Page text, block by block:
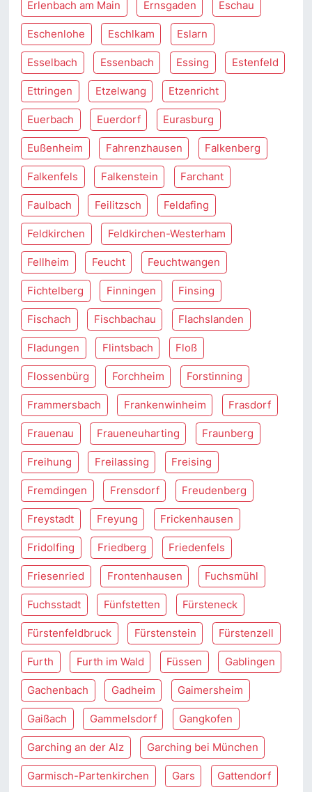
Erlenbach am Main Ernsgaden Eschau
Eschenlohe Eschlkam Eslarn
Esselbach Essenbach Essing Estenfeld
Ettringen Etzelwang Etzenricht
Euerbach Euerdorf Eurasburg
Eußenheim Fahrenzhausen Falkenberg
Falkenfels Falkenstein Farchant
Faulbach Feilitzsch Feldafing
Feldkirchen Feldkirchen-Westerham
Fellheim Feucht Feuchtwangen
Fichtelberg Finningen Finsing
Fischach Fischbachau Flachslanden
Fladungen Flintsbach Floß
Flossenbürg Forchheim Forstinning
Frammersbach Frankenwinheim Frasdorf
Frauenau Fraueneuharting Fraunberg
Freihung Freilassing Freising
Fremdingen Frensdorf Freudenberg
Freystadt Freyung Frickenhausen
Fridolfing Friedberg Friedenfels
Friesenried Frontenhausen Fuchsmühl
Fuchsstadt Fünfstetten Fürsteneck
Fürstenfeldbruck Fürstenstein Fürstenzell
Furth Furth im Wald Füssen Gablingen
Gachenbach Gadheim Gaimersheim
Gaißach Gammelsdorf Gangkofen
Garching an der Alz Garching bei München
Garmisch-Partenkirchen Gars Gattendorf